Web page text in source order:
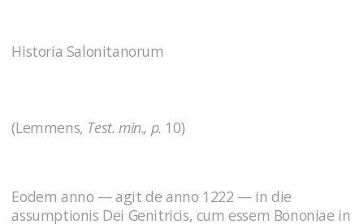
Historia Salonitanorum
(Lemmens, Test. min., p. 10)
Eodem anno — agit de anno 1222 — in die
assumptionis Dei Genitricis, cum essem Bononiae in